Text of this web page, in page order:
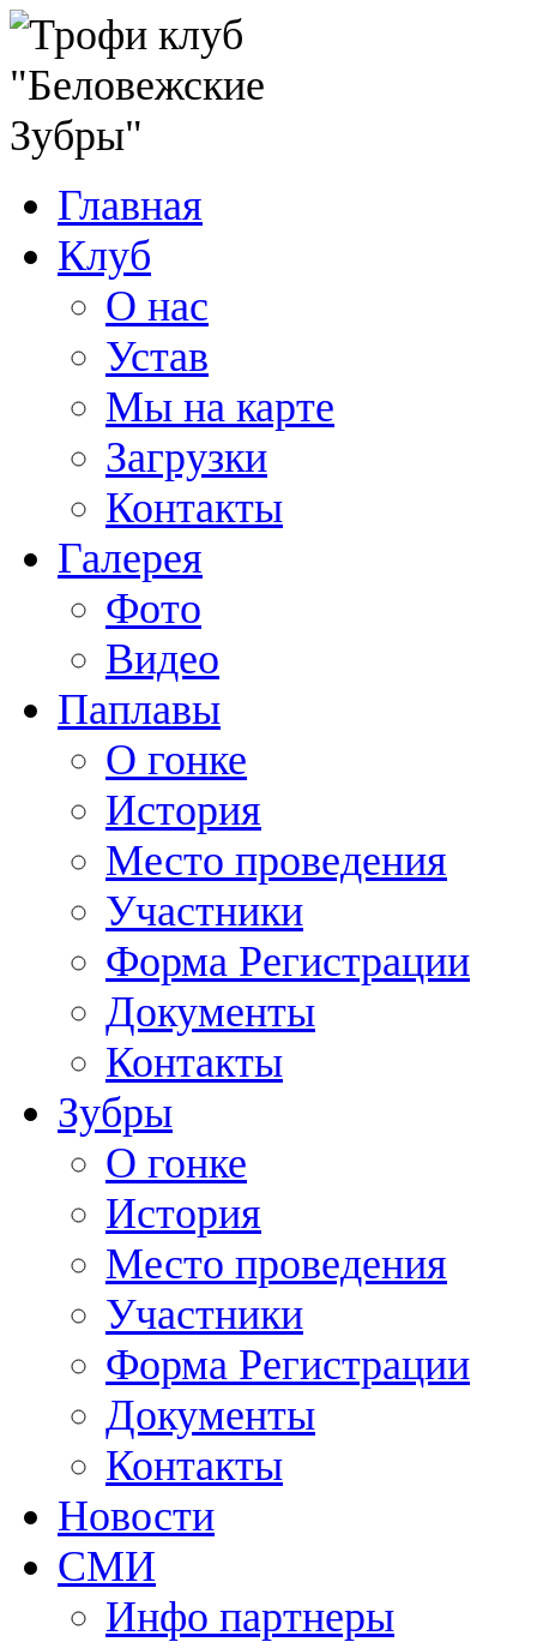
Главная
Клуб
О нас
Устав
Мы на карте
Загрузки
Контакты
Галерея
Фото
Видео
Паплавы
О гонке
История
Место проведения
Участники
Форма Регистрации
Документы
Контакты
Зубры
О гонке
История
Место проведения
Участники
Форма Регистрации
Документы
Контакты
Новости
СМИ
Инфо партнеры